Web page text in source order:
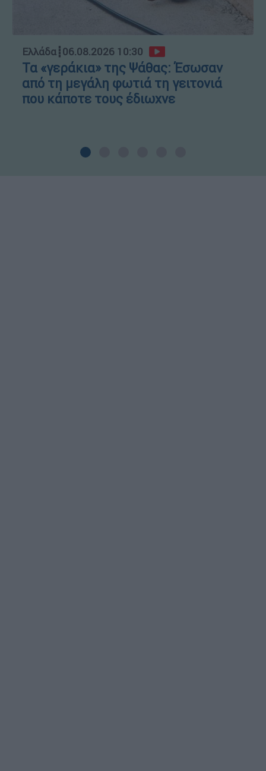
Ελλάδα┋06.08.2026 10:30
Τα «γεράκια» της Ψάθας: Έσωσαν
από τη μεγάλη φωτιά τη γειτονιά
που κάποτε τους έδιωχνε